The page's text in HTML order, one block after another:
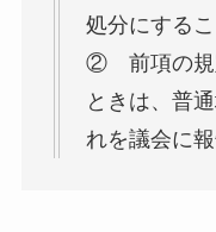
処分にするこ
② 前項の規
ときは、普
れを議会に